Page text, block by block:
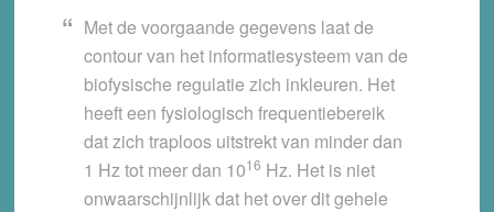
Met de voorgaande gegevens laat de
contour van het informatiesysteem van de
biofysische regulatie zich inkleuren. Het
heeft een fysiologisch frequentiebereik
dat zich traploos uitstrekt van minder dan
1 Hz tot meer dan 1016 Hz. Het is niet
onwaarschijnlijk dat het over dit gehele